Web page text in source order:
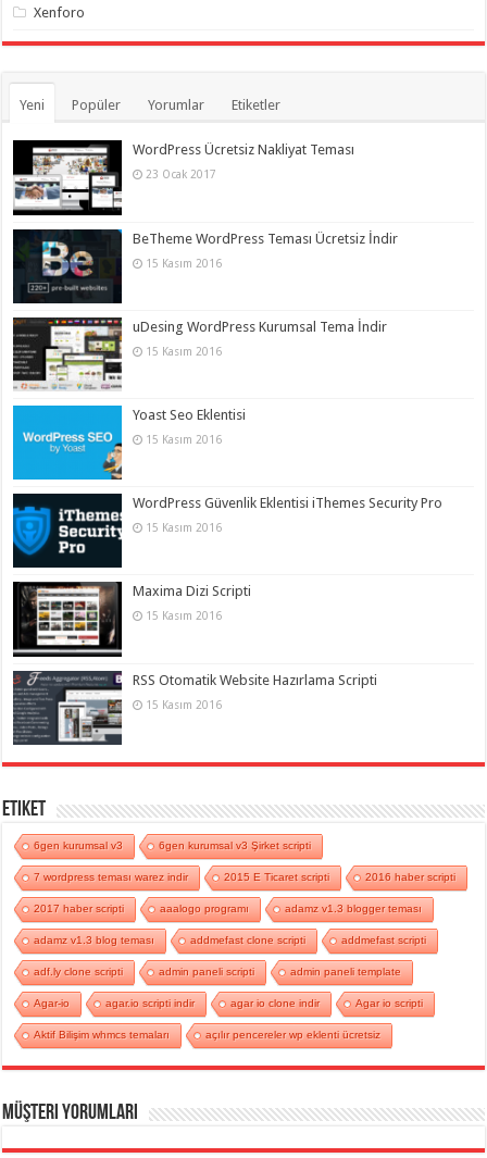
Xenforo
Yeni Popüler Yorumlar Etiketler
WordPress Ücretsiz Nakliyat Teması
23 Ocak 2017
BeTheme WordPress Teması Ücretsiz İndir
15 Kasım 2016
uDesing WordPress Kurumsal Tema İndir
15 Kasım 2016
Yoast Seo Eklentisi
15 Kasım 2016
WordPress Güvenlik Eklentisi iThemes Security Pro
15 Kasım 2016
Maxima Dizi Scripti
15 Kasım 2016
RSS Otomatik Website Hazırlama Scripti
15 Kasım 2016
Etiket
6gen kurumsal v3 6gen kurumsal v3 Şirket scripti
7 wordpress teması warez indir 2015 E Ticaret scripti 2016 haber scripti
2017 haber scripti aaalogo programı adamz v1.3 blogger teması
adamz v1.3 blog teması addmefast clone scripti addmefast scripti
adf.ly clone scripti admin paneli scripti admin paneli template
Agar-io agar.io scripti indir agar io clone indir Agar io scripti
Aktif Bilişim whmcs temaları açılır pencereler wp eklenti ücretsiz
Müşteri Yorumları